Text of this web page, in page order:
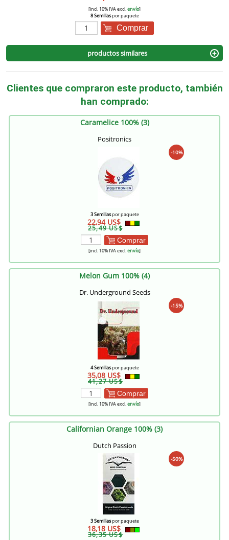
[incl. 10% IVA excl.envío]
8 Semillaspor paquete
Comprar
productos similares
Clientes que compraron este producto, también
han comprado:
Caramelice 100% (3)
Positronics
-10%
3 Semillaspor paquete
22,94 US$
25,49 US$
Comprar
[incl. 10% IVA excl.envío]
Melon Gum 100% (4)
Dr. Underground Seeds
-15%
4 Semillaspor paquete
35,08 US$
41,27 US$
Comprar
[incl. 10% IVA excl.envío]
Californian Orange 100% (3)
Dutch Passion
-50%
3 Semillaspor paquete
18,18 US$
36,35 US$